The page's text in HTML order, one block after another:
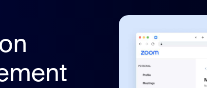
Center